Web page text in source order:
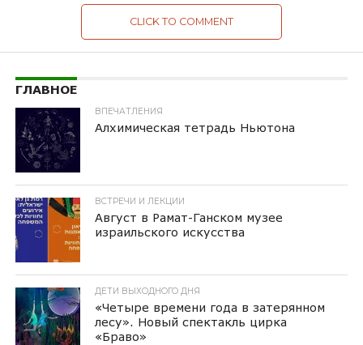
CLICK TO COMMENT
ГЛАВНОЕ
ВПЕЧАТЛЕНИЯ
Алхимическая тетрадь Ньютона
ВСТРЕЧИ И ЛЕКЦИИ
Август в Рамат-Ганском музее
израильского искусства
ДЕТИ ВЫХОДНОГО ДНЯ
«Четыре времени года в затерянном
лесу». Новый спектакль цирка
«Браво»